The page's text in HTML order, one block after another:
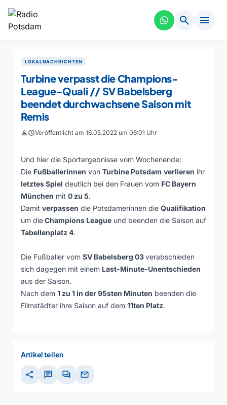
search menu
LOKALNACHRICHTEN
Turbine verpasst die Champions-
League-Quali // SV Babelsberg
beendet durchwachsene Saison mit
Remis
personscheduleVeröffentlicht am 16.05.2022 um 06:01 Uhr
Und hier die Sportergebnisse vom Wochenende:
Die Fußballerinnen von Turbine Potsdam verlieren ihr
letztes Spiel deutlich bei den Frauen vom FC Bayern
München mit 0 zu 5.
Damit verpassen die Potsdamerinnen die Qualifikation
um dieChampions League und beenden die Saison auf
Tabellenplatz 4.
Die Fußballer vom SV Babelsberg 03verabschieden
sich dagegen mit einem Last-Minute-Unentschieden
aus der Saison.
Nach dem 1 zu 1 in der 95sten Minuten beenden die
Filmstädter ihre Saison auf dem 11ten Platz.
Artikel teilen
share chat forum mail